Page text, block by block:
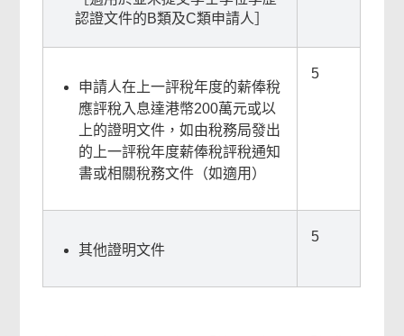
認證文件的B類及C類申請人］
申請人在上一評稅年度的薪俸稅
應評稅入息達港幣200萬元或以
上的證明文件，如由稅務局發出
的上一評稅年度薪俸稅評稅通知
書或相關稅務文件（如適用）
5
其他證明文件
5